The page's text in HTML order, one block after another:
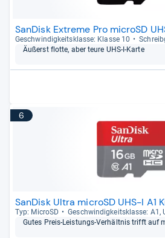
SanDisk Extreme Pro microSD
Geschwin­dig­keits­klasse: Klasse 10
Äußerst flotte, aber teure UHS-​I-​Karte
6
SanDisk Ultra microSD UHS-I A1
Typ: MicroSD
Geschwin­dig­keits­klasse: A1,
Gutes Preis-​Leis­tungs-​Ver­hält­nis trifft auf